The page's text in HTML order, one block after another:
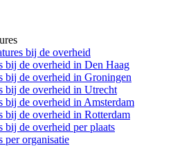
bij de overheid
bij de overheid in Den Haag
bij de overheid in Groningen
bij de overheid in Utrecht
bij de overheid in Amsterdam
bij de overheid in Rotterdam
bij de overheid per plaats
per organisatie